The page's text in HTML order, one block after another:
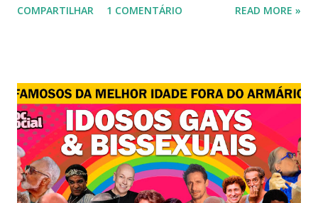
transexual, Britney. 2) Lea T é uma famosa modelo
disse, ainda, que realizou a cirurgia em busca de ser feliz, e
não para agradar a um homem. 3) Léo Aquilla - Apresenta o
programa "A Tarde é Sua", na Rede TV, ao lado de Sonia
Abrão. A loira também participou do reality show "A
Fazenda", exibido pela Record TV. 4) Thalita Zampirolli -
Thalita Zampirolli é modelo, atriz e empresária. A loira
COMPARTILHAR 1 COMENTÁRIO READ MORE »